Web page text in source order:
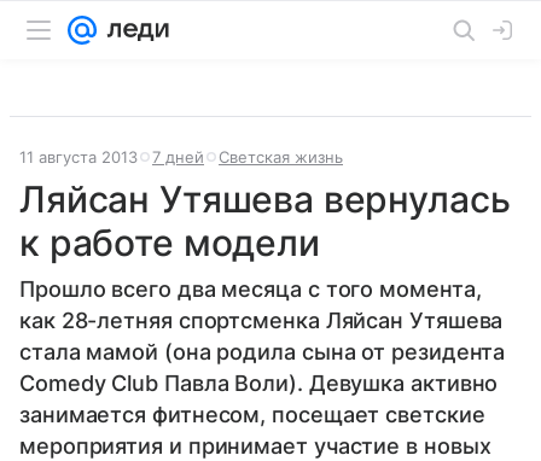
11 августа 2013 7 дней Светская жизнь
Ляйсан Утяшева вернулась
к работе модели
Прошло всего два месяца с того момента,
как 28-летняя спортсменка Ляйсан Утяшева
стала мамой (она родила сына от резидента
Comedy Club Павла Воли). Девушка активно
занимается фитнесом, посещает светские
мероприятия и принимает участие в новых